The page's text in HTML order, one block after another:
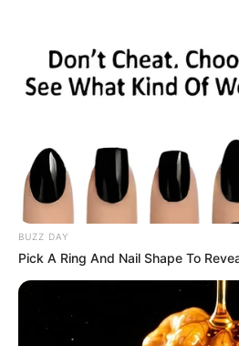
HOME
INSPIRASI
STYLE
FILM &
SERIES
NGAKAK
QUOTES
HYPE
MORE
BUZZ DAY
Pick A Ring And Nail Shape To